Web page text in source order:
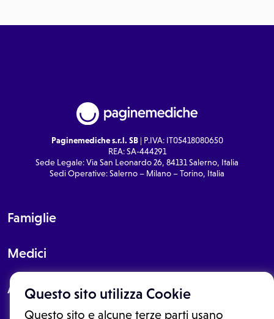
Questo sito utilizza Cookie
Questo sito e alcune terze parti usano
Paginemediche s.r.l. SB| P.IVA: IT05418080650
REA: SA-444291
Sede Legale: Via San Leonardo 26, 84131 Salerno, Italia
Sedi Operative: Salerno – Milano – Torino, Italia
Famiglie
Medici
About